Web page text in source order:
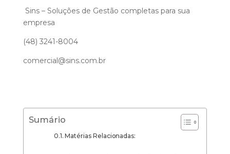
Sins – Soluções de Gestão completas para sua
empresa
(48) 3241-8004
comercial@sins.com.br
Sumário
Matérias Relacionadas: